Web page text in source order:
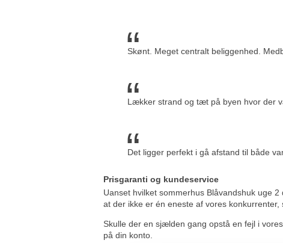
Skønt. Meget centralt beliggenhed.
Lækker strand og tæt på byen hvor der
Det ligger perfekt i gå afstand til både
Prisgaranti og kundeservice
Uanset hvilket sommerhus Blåvandshuk uge
at der ikke er én eneste af vores
Skulle der en sjælden gang opstå en fejl i
på din konto.